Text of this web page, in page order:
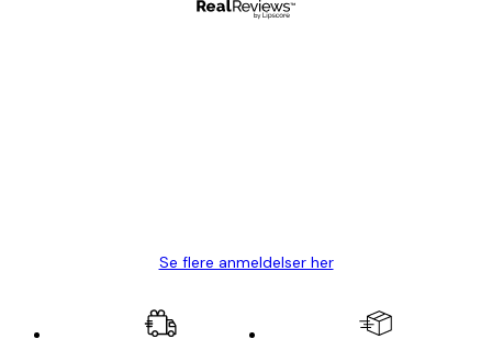
Se flere anmeldelser her